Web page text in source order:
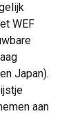
WEF
Japan).
aan